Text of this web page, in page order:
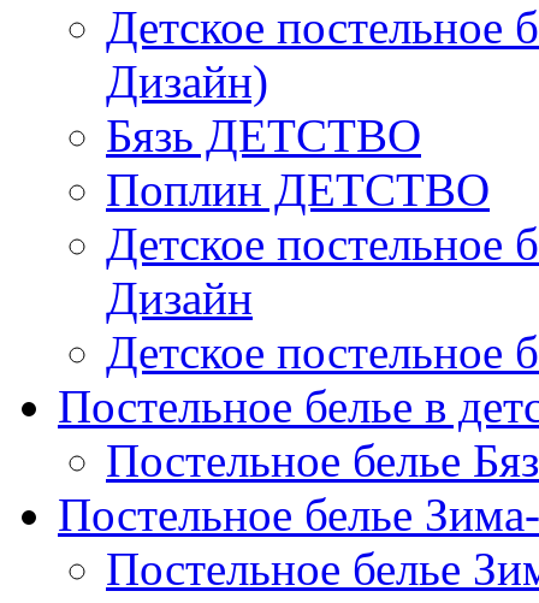
Детское
Дизайн)
Бязь ДЕТСТВО
Поплин ДЕТСТВО
Детское постельное
Дизайн
Детское постельное
Постельное белье в
Постельное белье
Постельное белье
Постельное белье